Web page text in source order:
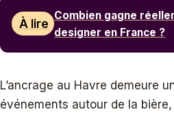
À lire
Combien gagne
designer en France ?
L’ancrage au Havre demeure
événements autour de la